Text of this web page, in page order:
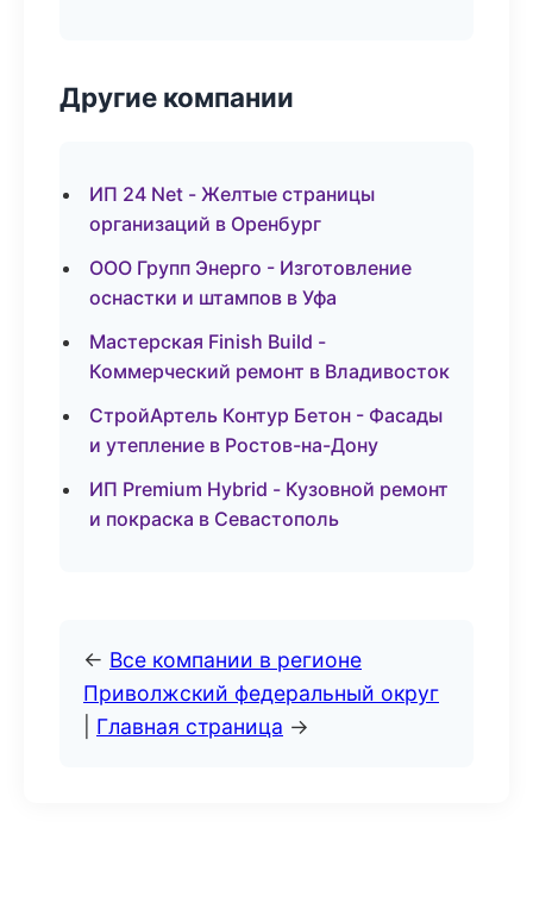
Другие компании
ИП 24 Net - Желтые страницы
организаций в Оренбург
ООО Групп Энерго - Изготовление
оснастки и штампов в Уфа
Мастерская Finish Build -
Коммерческий ремонт в Владивосток
СтройАртель Контур Бетон - Фасады
и утепление в Ростов-на-Дону
ИП Premium Hybrid - Кузовной ремонт
и покраска в Севастополь
← Все компании в регионе
Приволжский федеральный округ
Главная страница →